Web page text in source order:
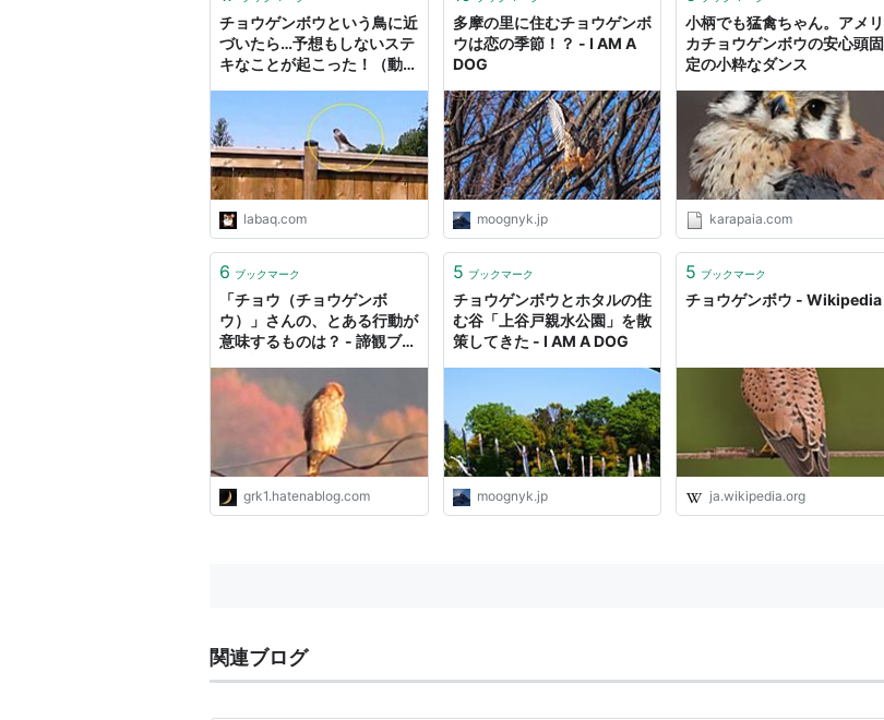
チョウゲンボウという鳥に近
づいたら…予想もしないステ
キなことが起こった！（動
labaq.com
多摩の里に住むチョウゲンボ
ウは恋の季節！？ - I AM A
DOG
moognyk.jp
小柄でも猛禽ちゃん。アメリ
カチョウゲンボウの安心頭固
定の小粋なダンス
karapaia.com
6 ブックマーク
「チョウ（チョウゲンボ
ウ）」さんの、とある行動が
意味するものは？ - 諦観ブロ
grk1.hatenablog.com
5 ブックマーク
チョウゲンボウとホタルの住
む谷「上谷戸親水公園」を散
策してきた - I AM A DOG
moognyk.jp
5 ブックマーク
チョウゲンボウ - Wikipedia
ja.wikipedia.org
関連ブログ